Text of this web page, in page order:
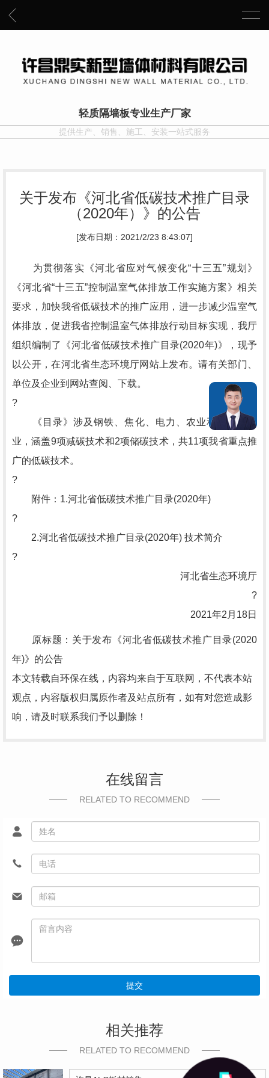
轻质隔墙板专业生产厂家
提供生产、销售、施工、安装一站式服务
关于发布《河北省低碳技术推广目录
（2020年）》的公告
[发布日期：2021/2/23 8:43:07]
为贯彻落实《河北省应对气候变化“十三五”规划》
《河北省“十三五”控制温室气体排放工作实施方案》相关
要求，加快我省低碳技术的推广应用，进一步减少温室气
体排放，促进我省控制温室气体排放行动目标实现，我厅
组织编制了《河北省低碳技术推广目录(2020年)》，现予
以公开，在河北省生态环境厅网站上发布。请有关部门、
单位及企业到网站查阅、下载。
?
《目录》涉及钢铁、焦化、电力、农业和建筑等行
业，涵盖9项减碳技术和2项储碳技术，共11项我省重点推
广的低碳技术。
?
附件：1.河北省低碳技术推广目录(2020年)
?
2.河北省低碳技术推广目录(2020年) 技术简介
?
河北省生态环境厅
?
2021年2月18日
原标题：关于发布《河北省低碳技术推广目录(2020
年)》的公告
本文转载自环保在线，内容均来自于互联网，不代表本站
观点，内容版权归属原作者及站点所有，如有对您造成影
响，请及时联系我们予以删除！
在线留言
RELATED TO RECOMMEND
提交
相关推荐
RELATED TO RECOMMEND